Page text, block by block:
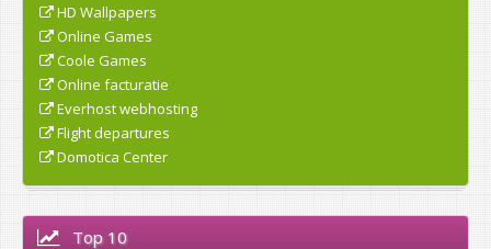
HD Wallpapers
Online Games
Coole Games
Online facturatie
Everhost webhosting
Flight departures
Domotica Center
Top 10